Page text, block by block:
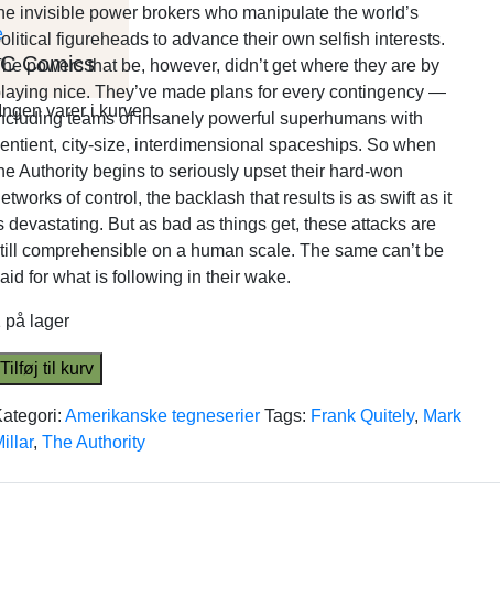
Comics
varer i kurven.
invisible power brokers who manipulate the world’s
figureheads to advance their own selfish interests.
powers that be, however, didn’t get where they are by
nice. They’ve made plans for every contingency —
teams of insanely powerful superhumans with
city-size, interdimensional spaceships. So when
Authority begins to seriously upset their hard-won
of control, the backlash that results is as swift as it
devastating. But as bad as things get, these attacks are
comprehensible on a human scale. The same can’t be
for what is following in their wake.
på lager
Tilføj til kurv
Amerikanske tegneserier Tags: Frank Quitely, Mark
, The Authority